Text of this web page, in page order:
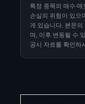
특정 종목의 매수·
손실의 위험이 있으
게 있습니다. 본문의
며, 이후 변동될 수
공시 자료를 확인하